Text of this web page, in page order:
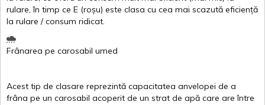
rulare,în timp ce E (roșu) este clasa cu cea mai scazută eficiență
la rulare /consum ridicat.
Frânarea pe carosabil umed
Acest tip de clasare reprezintă capacitatea anvelopei de a
frâna pe un carosabil acoperit de un strat de apă care areîntre